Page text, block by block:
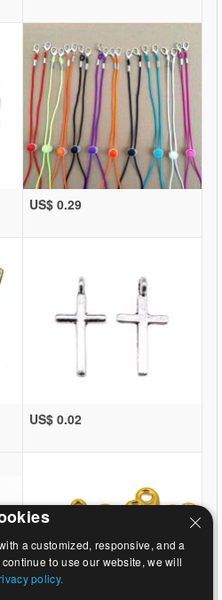
US$ 0.29
US$ 0.02
a customized, responsive, and a
to use our website, we will
policy.